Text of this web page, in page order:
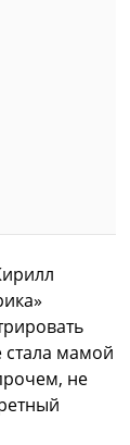
стала мамой
не